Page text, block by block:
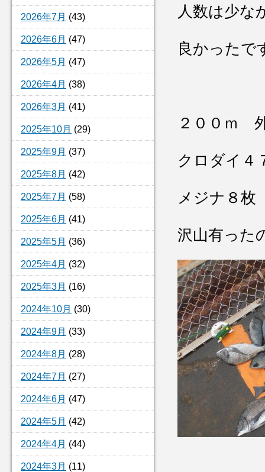
2026年7月 (43)
2026年6月 (47)
2026年5月 (47)
2026年4月 (38)
2026年3月 (41)
2025年10月 (29)
2025年9月 (37)
2025年8月 (42)
2025年7月 (58)
2025年6月 (41)
2025年5月 (36)
2025年4月 (32)
2025年3月 (16)
2024年10月 (30)
2024年9月 (33)
2024年8月 (28)
2024年7月 (27)
2024年6月 (47)
2024年5月 (42)
2024年4月 (44)
2024年3月 (11)
人数は少な
良かったで
２００ｍ
クロダイ４
メジナ８枚
沢山有った